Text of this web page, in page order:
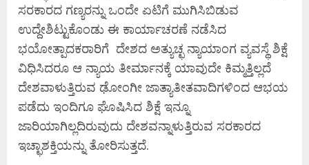
ಸರಕಾರದ ಗಣ್ಯರನ್ನು ಒಂದೇ ಏಟಿಗೆ ಮುಗಿಸಿಬಿಡುವ
ಉದ್ದೇಶಿಟ್ಟುಕೊಂಡು ಈ ಕಾರ್ಯಾಚರಣೆ ನಡೆಸಿದ
ಭಯೋತ್ಪಾದಕರಾರಿಗೆ ದೇಶದ ಅತ್ಯುಚ್ಛ ನ್ಯಾಯಾಂಗ ವ್ಯವಸ್ಥೆ ಶಿಕ್ಷೆ
ವಿಧಿಸಿದರೂ ಆ ನ್ಯಾಯ ತೀರ್ಮಾನಕ್ಕೆ ಯಾವುದೇ ಕಿಮ್ಮತ್ತಿಲ್ಲದೆ
ದೇಶವಾಳುತ್ತಿರುವ ಢೋಂಗೀ ಜಾತ್ಯಾತೀತವಾದಿಗಳಿಂದ ಆಭಯ
ಪಡೆದು ಇಂದಿಗೂ ಘೊಷಿಸಿದ ಶಿಕ್ಷೆ ಇನ್ನೂ
ಜಾರಿಯಾಗಿಲ್ಲದಿರುವುದು ದೇಶವನ್ನಾಳುತ್ತಿರುವ ಸರಕಾರದ
ಇಚ್ಛಾಶಕ್ತಿಯನ್ನು ತೋರಿಸುತ್ತದೆ.